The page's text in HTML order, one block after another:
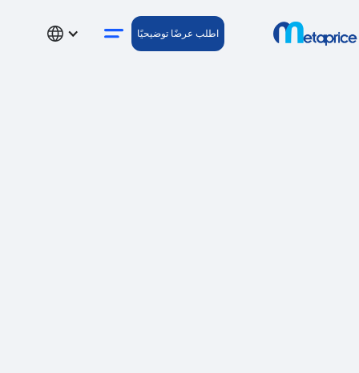
اطلب عرضًا توضيحيًا